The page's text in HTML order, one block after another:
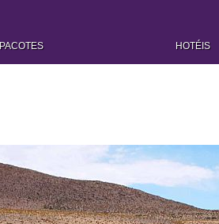
PACOTES HOTÉIS